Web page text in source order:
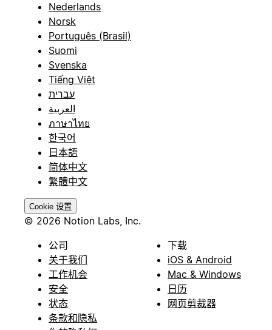
Nederlands
Norsk
Português (Brasil)
Suomi
Svenska
Tiếng Việt
עברית
العربية
ภาษาไทย
한국어
日本語
简体中文
繁體中文
Cookie 设置
© 2026 Notion Labs, Inc.
公司
关于我们
工作机会
安全
状态
条款和隐私
下载
iOS & Android
Mac & Windows
日历
网页剪裁器